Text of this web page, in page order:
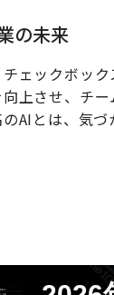
の未来
ェックボッ
上させ、チ
AIとは、気